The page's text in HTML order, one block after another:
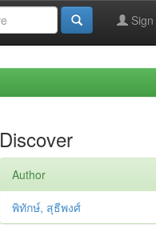
Discover
Author
พิทักษ์, สุธีพงศ์